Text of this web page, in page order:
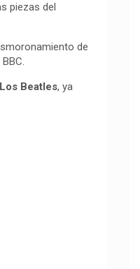
piezas del
de
Los Beatles, ya